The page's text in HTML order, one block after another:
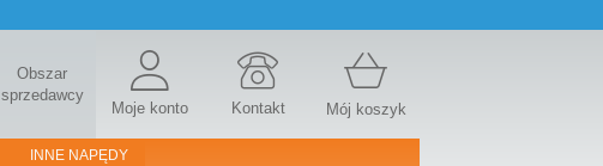
Obszar
sprzedawcy
Moje konto Kontakt Mój koszyk
INNE NAPĘDY